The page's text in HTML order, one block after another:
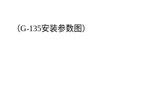
（G-135安装参数图）